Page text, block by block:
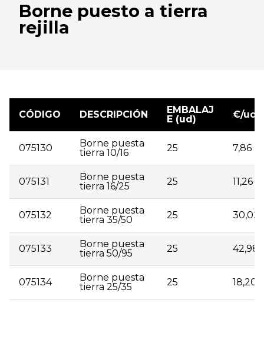
Borne puesto a tierra
rejilla
CÓDIGO DESCRIPCIÓN
EMBALAJ
E (ud)
€/ud
075130
Borne puesta
tierra 10/16
25 7,86
075131
Borne puesta
tierra 16/25
25 11,26
075132
Borne puesta
tierra 35/50
25 30,02
075133
Borne puesta
tierra 50/95
25 42,98
075134
Borne puesta
tierra 25/35
25 18,20